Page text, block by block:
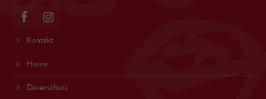
Kontakt
Home
Datenschutz